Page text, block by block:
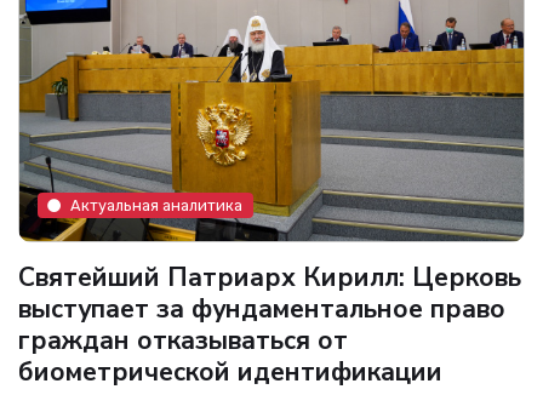
Актуальная аналитика
Святейший Патриарх Кирилл: Церковь
выступает за фундаментальное право
граждан отказываться от
биометрической идентификации